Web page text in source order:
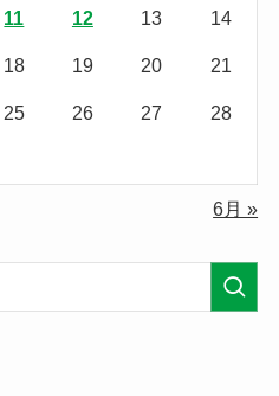
11 12 13 14
18 19 20 21
25 26 27 28
6月 »